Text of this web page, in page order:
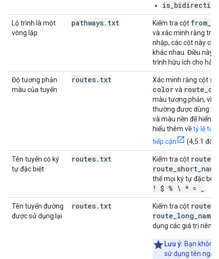
Lộ trình là một
vòng lặp
pathways. txt Kiểm tra cột from
và xác minh rằng
nhập, các cột này
khác nhau. Điều này
trình hữu ích cho
Độ tương phản
màu của tuyến
routes. txt Xác minh rằng cột
colorvà route
màu tương phản, vì
thường được dùng
và màu nền để hiển
hiểu thêm vềtỷ lệ
tiếp cận
(4,5:1 đối
Tên tuyến có ký
tự đặc biệt
routes. txt Kiểm tra cột route
route short name
thế mọi ký tự đặc
! $ % \ * =
Tên tuyến đường
được sử dụng lại
routes. txt Kiểm tra cột
route_long_name
dụng các giá trị riêng
Lưu ý: Bạn
sử dụng tên ngắn